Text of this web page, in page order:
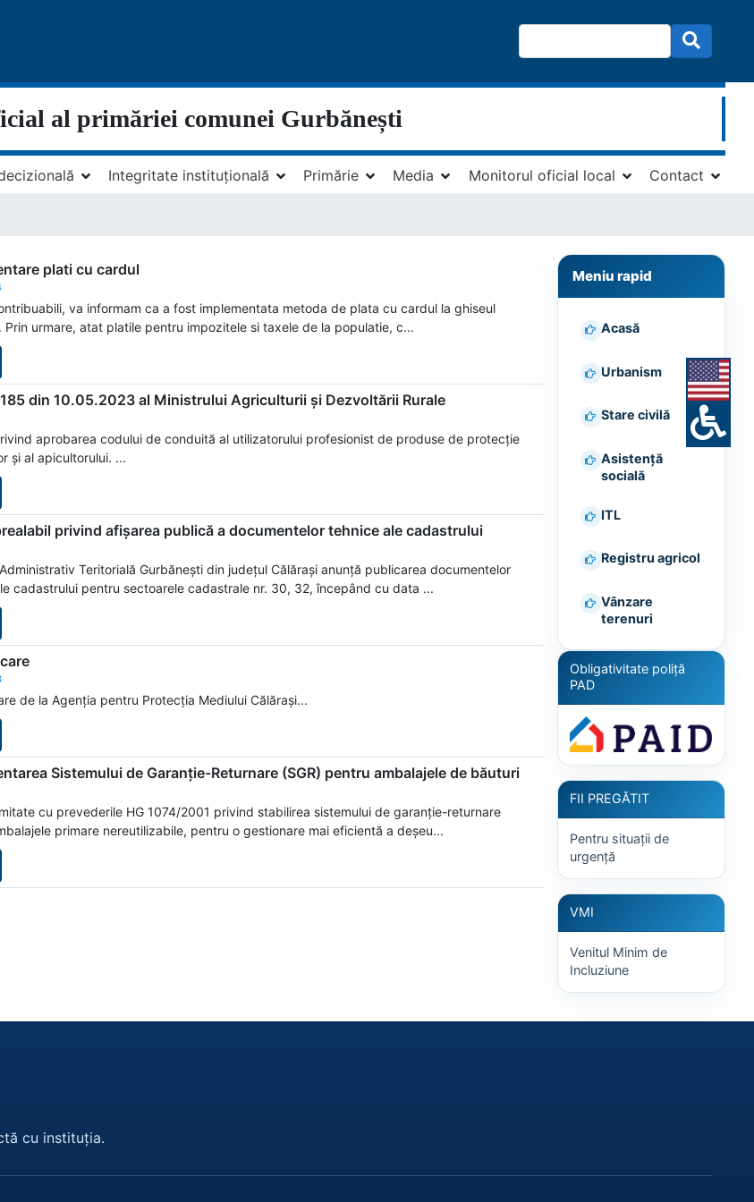
al primăriei comunei Gurbănești
Integritate instituțională Primărie Media Monitorul oficial local Contact
plati cu cardul
va informam ca a fost implementata metoda de plata cu cardul la ghiseul
Prin urmare, atat platile pentru impozitele si taxele de la populatie, c...
din 10.05.2023 al Ministrului Agriculturii și Dezvoltării Rurale
aprobarea codului de conduită al utilizatorului profesionist de produse de protecție
și al apicultorului. ...
privind afișarea publică a documentelor tehnice ale cadastrului
Teritorială Gurbănești din județul Călărași anunță publicarea documentelor
cadastrului pentru sectoarele cadastrale nr. 30, 32, începând cu data ...
de la Agenția pentru Protecția Mediului Călărași...
Sistemului de Garanție-Returnare (SGR) pentru ambalajele de băuturi
cu prevederile HG 1074/2001 privind stabilirea sistemului de garanție-returnare
primare nereutilizabile, pentru o gestionare mai eficientă a deșeu...
Meniu rapid
Acasă
Urbanism
Stare civilă
Asistență
socială
ITL
Registru agricol
Vânzare
terenuri
Obligativitate poliță
PAD
FII PREGĂTIT
Pentru situații de
urgență
VMI
Venitul Minim de
Incluziune
cu instituția.